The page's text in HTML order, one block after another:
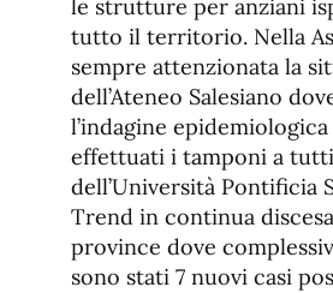
le strutture per anziani
tutto il territorio. Nella
sempre attenzionata la
dell’Ateneo Salesiano
l’indagine
effettuati i tamponi a
dell’Università Pontificia
Trend in continua
province dove
sono stati 7 nuovi casi